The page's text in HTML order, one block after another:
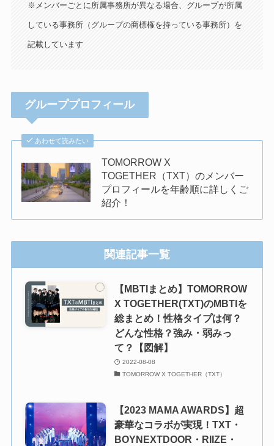
※メンバーごとに所属事務所が異なる場合、グループが所属
している事務所（グループの商標権を持っている事務所）を
記載しています
グループプロフィール
あわせて読みたい
TOMORROW X
TOGETHER（TXT）のメンバー
プロフィールを年齢順に詳しくご
紹介！
関連記事一覧
【MBTIまとめ】TOMORROW
X TOGETHER(TXT)のMBTIを
総まとめ！性格タイプは何？
どんな性格？強み・弱みっ
て？【図解】
2022-08-08
TOMORROW X TOGETHER（TXT）
【2023 MAMA AWARDS】超
豪華なコラボが実現！TXT・
BOYNEXTDOOR・RIIZE・